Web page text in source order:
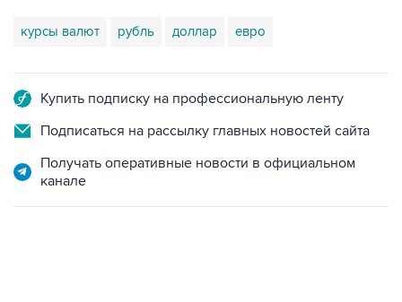
курсы валют рубль доллар евро
Купить подписку на профессиональную ленту
Подписаться на рассылку главных новостей сайта
Получать оперативные новости в официальном
канале